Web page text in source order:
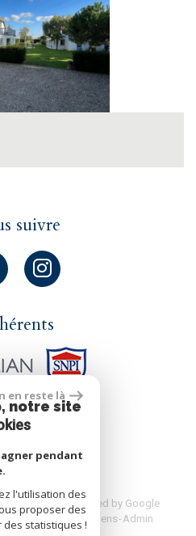
suivre
par
| Traduction powered by Google
Nos honoraires Liens Admin
en reste là
notre site
pendant
l'utilisation des
proposer des
statistiques !